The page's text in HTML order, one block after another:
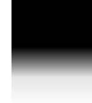
Zbog incidenta
salu ušli su